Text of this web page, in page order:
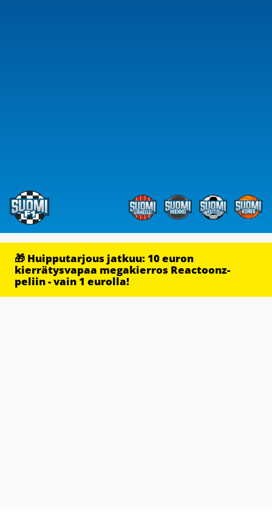
🎁 Huipputarjous jatkuu: 10 euron
kierrätysvapaa megakierros Reactoonz-
peliin - vain 1 eurolla!